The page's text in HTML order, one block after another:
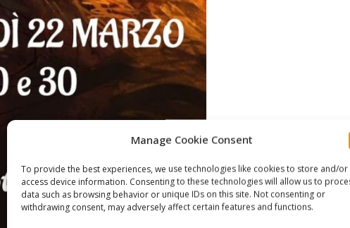
Manage Cookie Consent
To provide the best experiences, we use technologies like cookies to store and/or
access device information. Consenting to these technologies will allow us to
data such as browsing behavior or unique IDs on this site. Not consenting or
withdrawing consent, may adversely affect certain features and functions.